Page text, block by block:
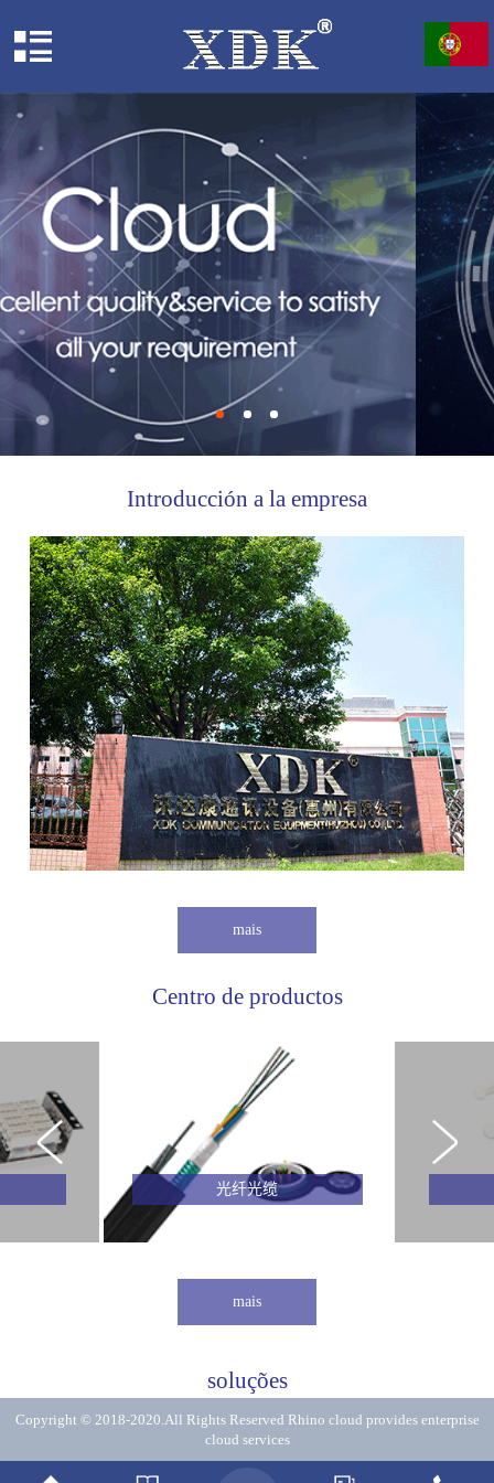
Introducción a la empresa
mais
Centro de productos
光纤光缆
mais
soluções
Copyright © 2018-2020.All Rights Reserved Rhino cloud provides enterprise
cloud services